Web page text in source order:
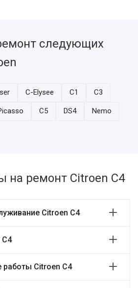
следующих
C-Elysee C1 C3
C5 DS4 Nemo
на ремонт Citroen C4
Citroen C4
работы Citroen C4